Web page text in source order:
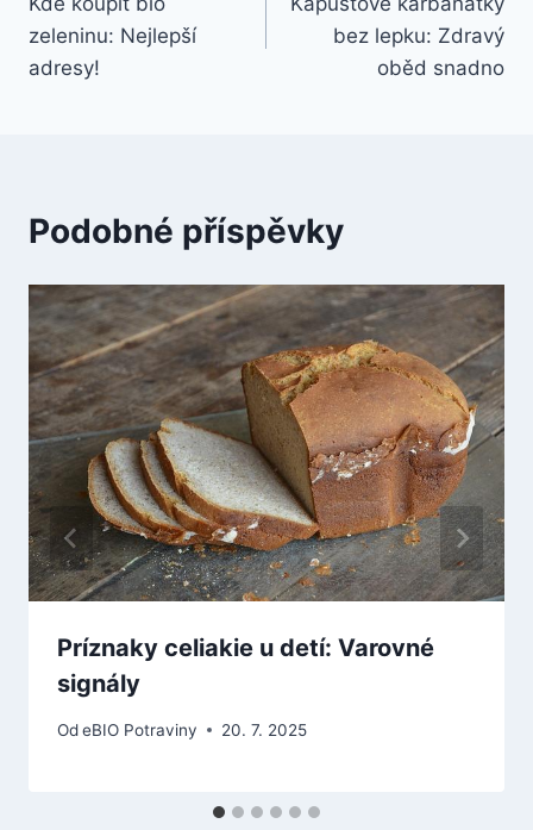
pro
příspěvek
zeleninu: Nejlepší
adresy!
bez lepku: Zdravý
oběd snadno
Podobné příspěvky
Príznaky celiakie u detí: Varovné
signály
OdeBIO Potraviny 20. 7. 2025